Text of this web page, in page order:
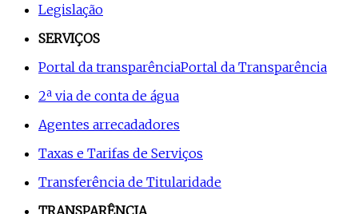
Legislação
SERVIÇOS
Portal da transparênciaPortal da Transparência
2ª via de conta de água
Agentes arrecadadores
Taxas e Tarifas de Serviços
Transferência de Titularidade
TRANSPARÊNCIA